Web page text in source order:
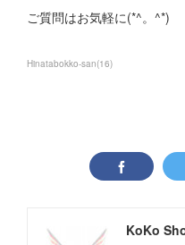
ご質問はお気軽に(*^。^*)
Hinatabokko-san(16)
KoKo